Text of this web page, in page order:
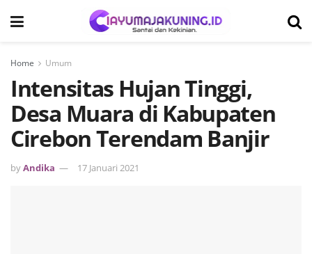
Home Umum
Intensitas Hujan Tinggi,
Desa Muara di Kabupaten
Cirebon Terendam Banjir
byAndika 17 Januari 2021